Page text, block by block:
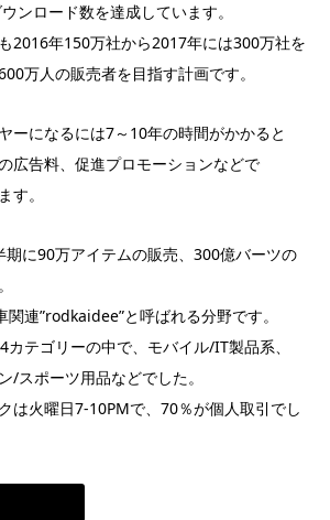
ンロード数を達成しています。
2016年150万社から2017年には300万社を
万人の販売者を目指す計画です。
ーになるには7～10年の時間がかかると
広告料、促進プロモーションなどで
す。
に90万アイテムの販売、300億バーツの
連”rodkaidee”と呼ばれる分野です。
テゴリーの中で、モバイル/IT製品系、
/スポーツ用品などでした。
は火曜日7-10PMで、70％が個人取引でし